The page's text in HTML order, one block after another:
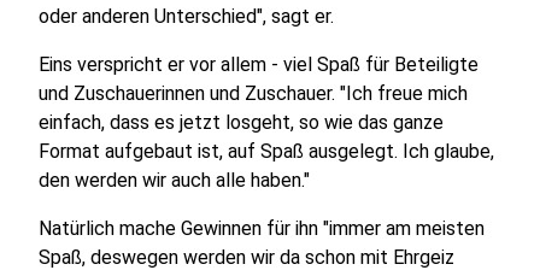
oder anderen Unterschied", sagt er.
Eins verspricht er vor allem - viel Spaß für Beteiligte
und Zuschauerinnen und Zuschauer. "Ich freue mich
einfach, dass es jetzt losgeht, so wie das ganze
Format aufgebaut ist, auf Spaß ausgelegt. Ich glaube,
den werden wir auch alle haben."
Natürlich mache Gewinnen für ihn "immer am meisten
Spaß, deswegen werden wir da schon mit Ehrgeiz